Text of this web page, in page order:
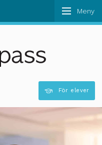
av resultat är
För elever